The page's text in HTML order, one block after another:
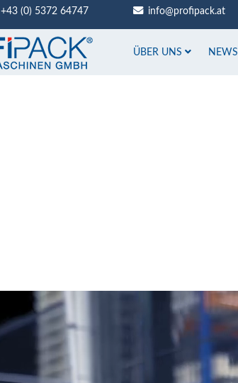
+43 (0) 5372 64747 info@profipack.at
ÜBER UNS NEWS